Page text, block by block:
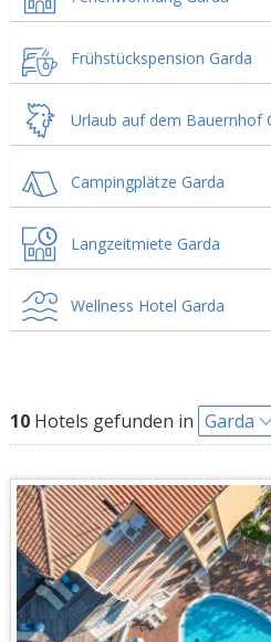
Frühstückspension Garda
Urlaub auf dem Bauernhof
Campingplätze Garda
Langzeitmiete Garda
Wellness Hotel Garda
10Hotels gefunden in Garda